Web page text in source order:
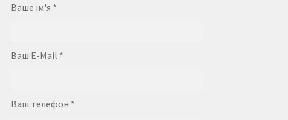
Ваше ім'я *
Ваш E-Mail *
Ваш телефон *